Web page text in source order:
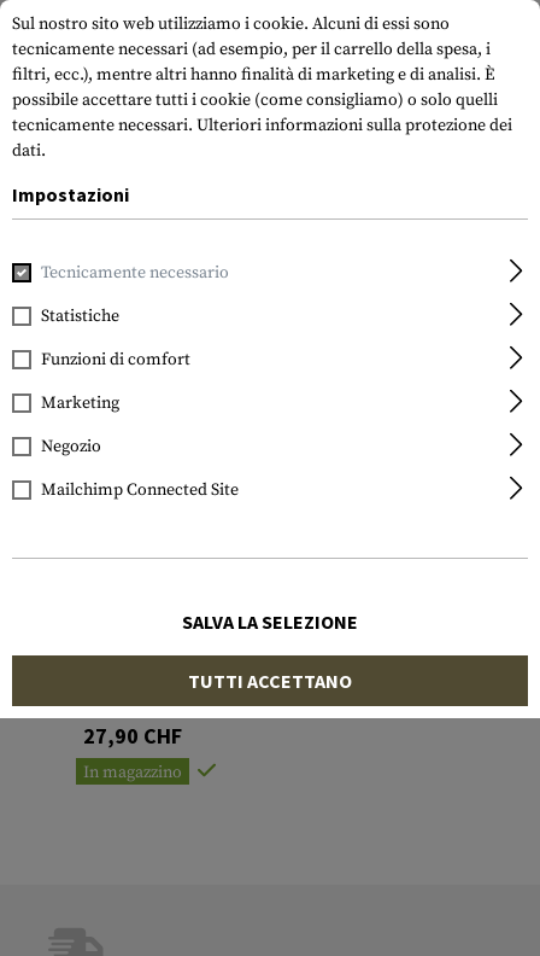
UMAREX
Shoulder Nylon Holster
27,90 CHF
In magazzino
Sul nostro sito web utilizziamo i cookie. Alcuni di essi sono
tecnicamente necessari (ad esempio, per il carrello della spesa, i
filtri, ecc.), mentre altri hanno finalità di marketing e di analisi. È
possibile accettare tutti i cookie (come consigliamo) o solo quelli
tecnicamente necessari. Ulteriori informazioni sulla protezione dei
dati.
Impostazioni
Tecnicamente necessario
Statistiche
Funzioni di comfort
Marketing
Negozio
Mailchimp Connected Site
SALVA LA SELEZIONE
TUTTI ACCETTANO